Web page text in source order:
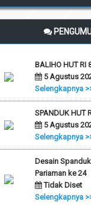
BALIHO HUT RI
5 Agustus
Selengkapnya
SPANDUK HUT
5 Agustus
Selengkapnya
Desain
Pariaman ke 24
Tidak Diset
Selengkapnya